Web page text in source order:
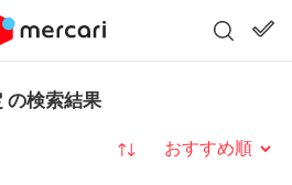
検索結果
並び替え